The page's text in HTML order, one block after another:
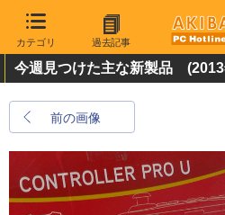
カテゴリ 過去記事
今週見つけた主な新製品
前の画像